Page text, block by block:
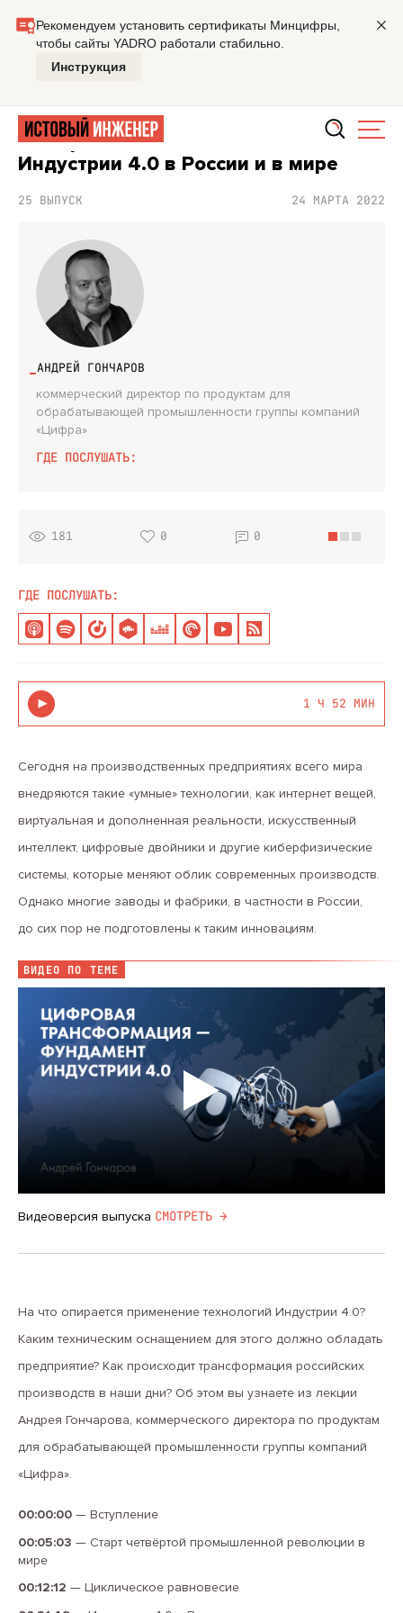
ПОДКАСТ ИСТОВЫЙ ИНЖЕНЕР
Как применяют технологии
Индустрии 4.0 в России и в мире
25 ВЫПУСК 24 МАРТА 2022
АНДРЕЙ ГОНЧАРОВ
коммерческий директор по продуктам для
обрабатывающей промышленности группы компаний
«Цифра»
ГДЕ ПОСЛУШАТЬ:
181 0 0
ГДЕ ПОСЛУШАТЬ:
1 Ч 52 МИН
Сегодня на производственных предприятиях всего мира
внедряются такие «умные» технологии, как интернет вещей,
виртуальная и дополненная реальности, искусственный
интеллект, цифровые двойники и другие киберфизические
системы, которые меняют облик современных производств.
Однако многие заводы и фабрики, в частности в России,
до сих пор не подготовлены к таким инновациям.
ВИДЕО ПО ТЕМЕ
Видеоверсия выпуска CМОТРЕТЬ →
На что опирается применение технологий Индустрии 4.0?
Каким техническим оснащением для этого должно обладать
предприятие? Как происходит трансформация российских
производств в наши дни? Об этом вы узнаете из лекции
Андрея Гончарова, коммерческого директора по продуктам
для обрабатывающей промышленности группы компаний
«Цифра».
00:00:00 — Вступление
00:05:03 — Старт четвёртой промышленной революции в
мире
00:12:12 — Циклическое равновесие